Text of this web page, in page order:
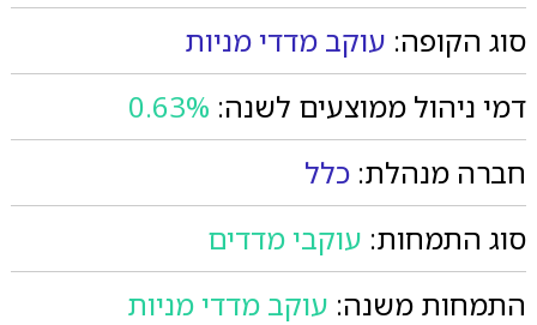
סוג הקופה: עוקב מדדי מניות
דמי ניהול ממוצעים לשנה: 0.63%
חברה מנהלת: כלל
סוג התמחות: עוקבי מדדים
התמחות משנה: עוקב מדדי מניות